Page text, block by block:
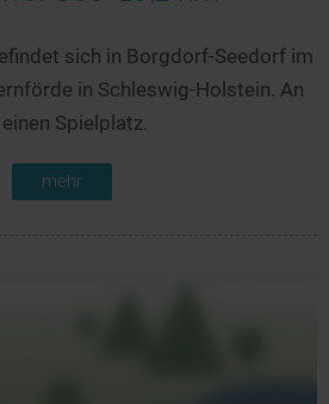
sich in Borgdorf-Seedorf im
in Schleswig-Holstein. An
Spielplatz.
mehr